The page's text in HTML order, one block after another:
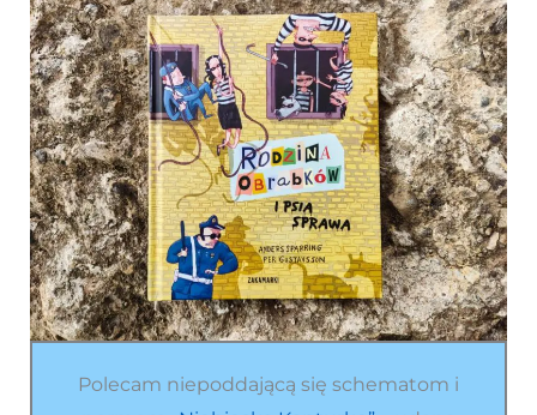
Polecam niepoddającą się schematom i